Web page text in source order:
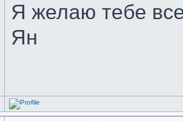
Я желаю тебе
Ян